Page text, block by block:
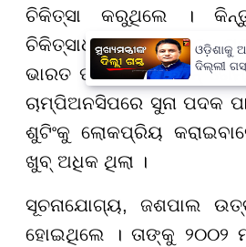
ଚିକିତ୍ସା କରୁଥିଲେ ।
ଚିକିତ୍ସାଧୀନ ଅବସ୍ଥାରେ
ଭାରତ ପାଇଁ ସେ ଏସିଆନ୍
ଚାମ୍ପିଅନସିପରେ ସୁନା ପଦକ
ଶୁଟିଂକୁ ଲୋକପ୍ରିୟ
ଖୁବ୍ ଅଧିକ ଥିଲା ।
ସୂଚନାଯୋଗ୍ୟ, ଜଶପାଲ
ହୋଇଥିଲେ । ତାଙ୍କୁ ୨୦୦୨
ଓଡ଼ିଶାକୁ
ଦିଲ୍ଲୀ